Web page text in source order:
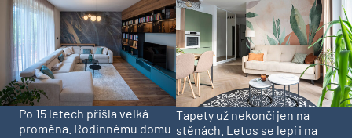
Po 15 letech přišla velká
proměna. Rodinnému domu
Tapety už nekončí jen na
stěnách. Letos se lepí i na